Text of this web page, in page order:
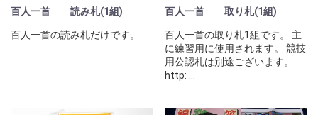
百人一首 読み札(1組)
百人一首の読み札だけです。
百人一首 取り札(1組)
百人一首の取り札1組です。 主
に練習用に使用されます。 競技
用公認札は別途ございます。
http: ...